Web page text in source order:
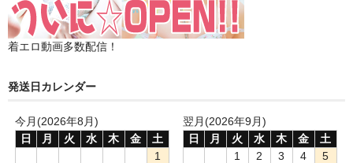
着エロ動画多数配信！
発送日カレンダー
今月(2026年8月)
日
月 火 水 木 金
土
1
翌月(2026年9月)
日
月 火 水 木 金
土
1
2 3 4
5